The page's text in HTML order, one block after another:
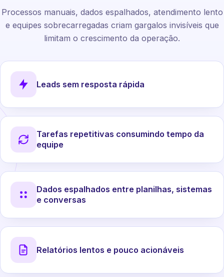
Processos manuais, dados espalhados, atendimento lento
e equipes sobrecarregadas criam gargalos invisíveis que
limitam o crescimento da operação.
Leads sem resposta rápida
Tarefas repetitivas consumindo tempo da
equipe
Dados espalhados entre planilhas, sistemas
e conversas
Relatórios lentos e pouco acionáveis